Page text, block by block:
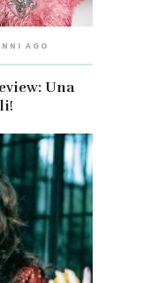
AGO
Una